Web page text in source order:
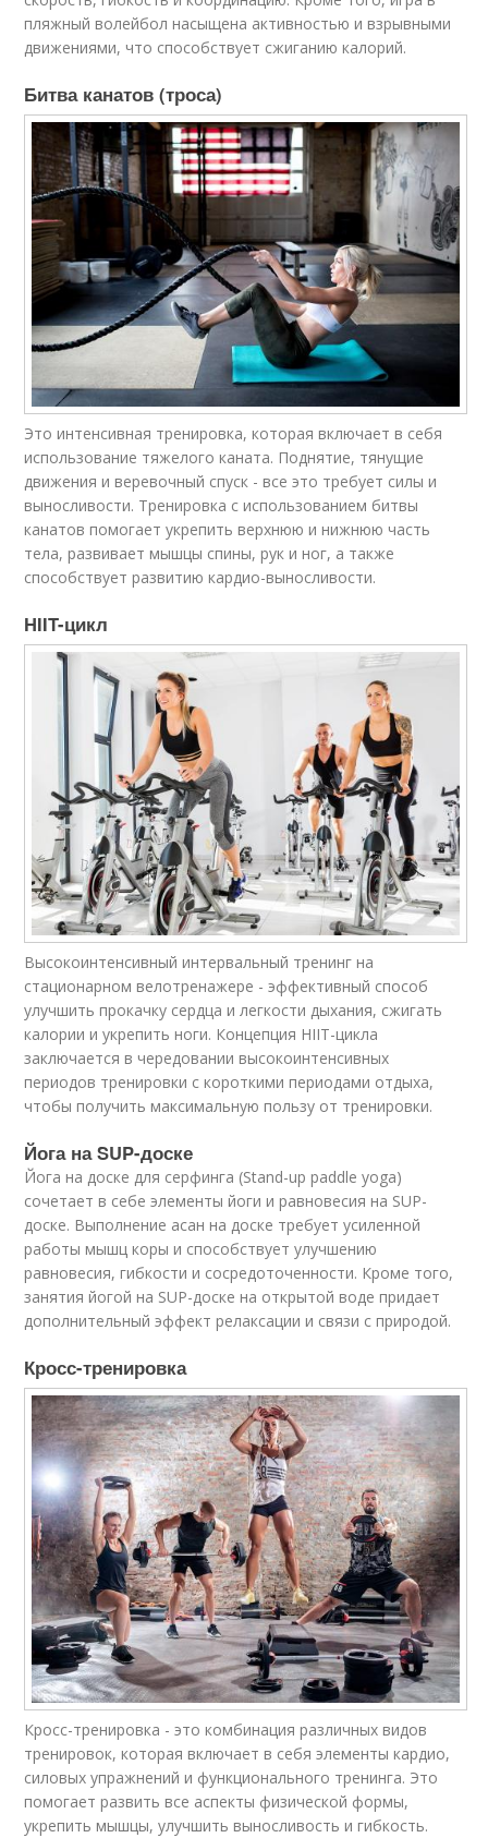
пляжный волейбол насыщена активностью и взрывными
движениями, что способствует сжиганию калорий.
Битва канатов (троса)
Это интенсивная тренировка, которая включает в себя
использование тяжелого каната. Поднятие, тянущие
движения и веревочный спуск - все это требует силы и
выносливости. Тренировка с использованием битвы
канатов помогает укрепить верхнюю и нижнюю часть
тела, развивает мышцы спины, рук и ног, а также
способствует развитию кардио-выносливости.
HIIT-цикл
Высокоинтенсивный интервальный тренинг на
стационарном велотренажере - эффективный способ
улучшить прокачку сердца и легкости дыхания, сжигать
калории и укрепить ноги. Концепция HIIT-цикла
заключается в чередовании высокоинтенсивных
периодов тренировки с короткими периодами отдыха,
чтобы получить максимальную пользу от тренировки.
Йога на SUP-доске
Йога на доске для серфинга (Stand-up paddle yoga)
сочетает в себе элементы йоги и равновесия на SUP-
доске. Выполнение асан на доске требует усиленной
работы мышц коры и способствует улучшению
равновесия, гибкости и сосредоточенности. Кроме того,
занятия йогой на SUP-доске на открытой воде придает
дополнительный эффект релаксации и связи с природой.
Кросс-тренировка
Кросс-тренировка - это комбинация различных видов
тренировок, которая включает в себя элементы кардио,
силовых упражнений и функционального тренинга. Это
помогает развить все аспекты физической формы,
укрепить мышцы, улучшить выносливость и гибкость.